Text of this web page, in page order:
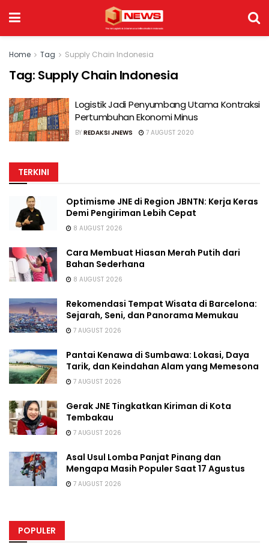
Home Tag Supply Chain Indonesia
Tag: Supply Chain Indonesia
Logistik Jadi Penyumbang Utama Kontraksi
Pertumbuhan Ekonomi Minus
BY REDAKSI JNEWS 7 AUGUST 2020
TERKINI
Optimisme JNE di Region JBNTN: Kerja Keras
Demi Pengiriman Lebih Cepat
8 AUGUST 2026
Cara Membuat Hiasan Merah Putih dari
Bahan Sederhana
8 AUGUST 2026
Rekomendasi Tempat Wisata di Barcelona:
Sejarah, Seni, dan Panorama Memukau
7 AUGUST 2026
Pantai Kenawa di Sumbawa: Lokasi, Daya
Tarik, dan Keindahan Alam yang Memesona
7 AUGUST 2026
Gerak JNE Tingkatkan Kiriman di Kota
Tembakau
7 AUGUST 2026
Asal Usul Lomba Panjat Pinang dan
Mengapa Masih Populer Saat 17 Agustus
7 AUGUST 2026
POPULER